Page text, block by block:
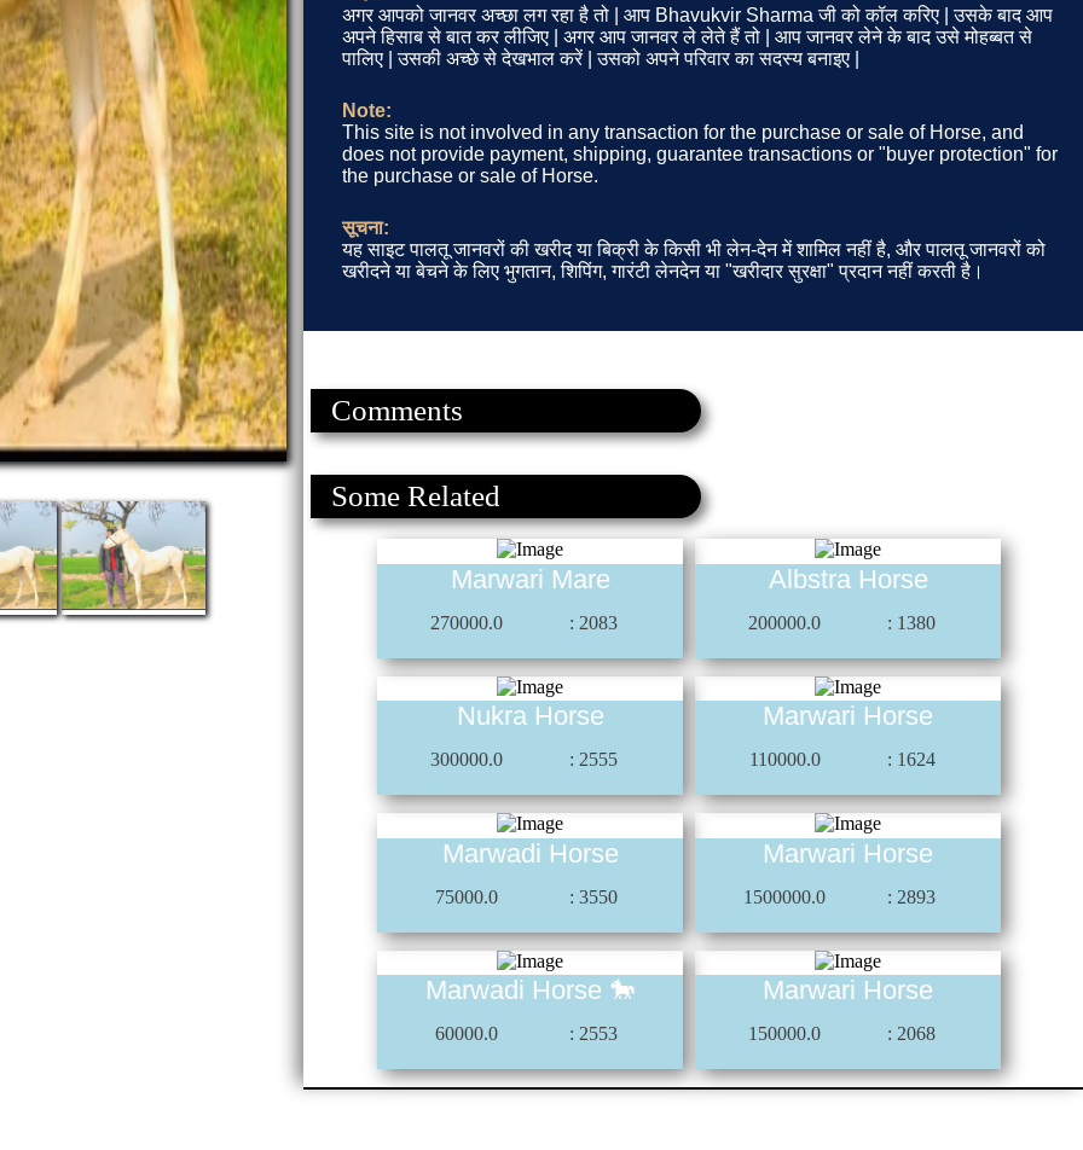
अगर आपको जानवर अच्छा लग रहा है तो | आप Bhavukvir Sharma जी को कॉल करिए | उसके बाद आप
अपने हिसाब से बात कर लीजिए | अगर आप जानवर ले लेते हैं तो | आप जानवर लेने के बाद उसे मोहब्बत से
पालिए | उसकी अच्छे से देखभाल करें | उसको अपने परिवार का सदस्य बनाइए |
Note:
This site is not involved in any transaction for the purchase or sale of Horse, and
does not provide payment, shipping, guarantee transactions or "buyer protection" for
the purchase or sale of Horse.
सूचना:
यह साइट पालतू जानवरों की खरीद या बिक्री के किसी भी लेन-देन में शामिल नहीं है, और पालतू जानवरों को
खरीदने या बेचने के लिए भुगतान, शिपिंग, गारंटी लेनदेन या "खरीदार सुरक्षा" प्रदान नहीं करती है।
Comments
Some Related
Marwari Mare
270000.0 : 2083
Albstra Horse
200000.0 : 1380
Nukra Horse
300000.0 : 2555
Marwari Horse
110000.0 : 1624
Marwadi Horse
75000.0 : 3550
Marwari Horse
1500000.0 : 2893
Marwadi Horse 🐎
60000.0 : 2553
Marwari Horse
150000.0 : 2068